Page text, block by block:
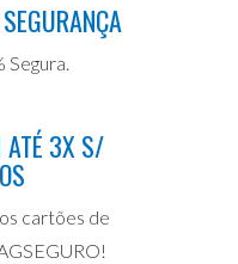
Segura.
ATÉ 3X S/
cartões de